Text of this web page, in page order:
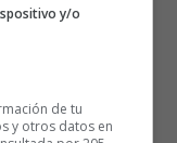
y/o
de tu
y otros datos en